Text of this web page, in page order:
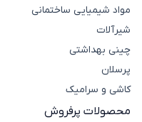
مواد شیمیایی ساختمانی
شیرآلات
چینی بهداشتی
پرسلان
کاشی و سرامیک
محصولات پرفروش